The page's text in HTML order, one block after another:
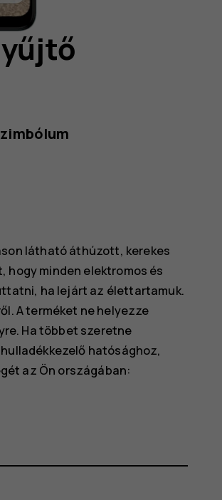
látható áthúzott, kerekes
minden elektromos és
ha lejárt az élettartamuk.
A terméket ne helyezze
Ha többet szeretne
hatósághoz,
az Ön országában: